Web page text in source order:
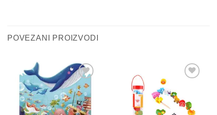
POVEZANI PROIZVODI
Sačuvaj
proizvod
proizvod